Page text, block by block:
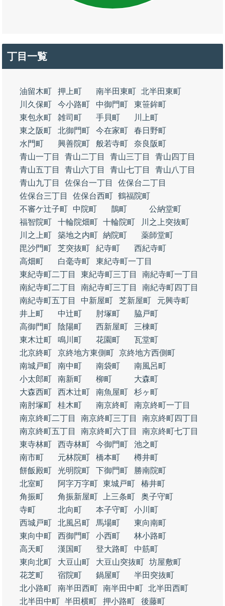
丁目一覧
油留木町 押上町 南半田東町 北半田東町
川久保町
今小路町 中御門町
東笹鉾町
東包永町
雑司町 手貝町
川上町
東之阪町
北御門町 今在家町
春日野町
水門町
興善院町 般若寺町
奈良阪町
青山一丁目
青山二丁目 青山三丁目
青山四丁目
青山五丁目
青山六丁目 青山七丁目
青山八丁目
青山九丁目
佐保台一丁目
佐保台二丁目
佐保台三丁目
佐保台西町 鶴福院町
不審ケ辻子町
中院町 鵲町
公納堂町
福智院町
十輪院畑町 十輪院町
川之上突抜町
川之上町
築地之内町 納院町
薬師堂町
毘沙門町
芝突抜町 紀寺町
西紀寺町
高畑町
白毫寺町
東紀寺町一丁目
東紀寺町二丁目
東紀寺町三丁目
南紀寺町一丁目
南紀寺町二丁目
南紀寺町三丁目
南紀寺町四丁目
南紀寺町五丁目
中新屋町 芝新屋町
元興寺町
井上町
中辻町 肘塚町
脇戸町
高御門町
陰陽町 西新屋町
三棟町
東木辻町
鳴川町 花園町
瓦堂町
北京終町
京終地方東側町 京終地方西側町
南城戸町
南中町 南袋町
南風呂町
小太郎町
南新町 柳町
大森町
大森西町
西木辻町 南魚屋町
杉ヶ町
南肘塚町
桂木町 南京終町
南京終町一丁目
南京終町二丁目
南京終町三丁目
南京終町四丁目
南京終町五丁目
南京終町六丁目
南京終町七丁目
東寺林町
西寺林町 今御門町
池之町
南市町
元林院町 橋本町
樽井町
餅飯殿町
光明院町 下御門町
勝南院町
北室町
阿字万字町 東城戸町
椿井町
角振町
角振新屋町 上三条町
奥子守町
寺町
北向町 本子守町
小川町
西城戸町
北風呂町 馬場町
東向南町
東向中町
西御門町 小西町
林小路町
高天町
漢国町 登大路町
中筋町
東向北町
大豆山町 大豆山突抜町 坊屋敷町
花芝町
宿院町 鍋屋町
半田突抜町
北小路町
南半田西町 南半田中町 北半田西町
北半田中町 半田横町 押小路町
後藤町